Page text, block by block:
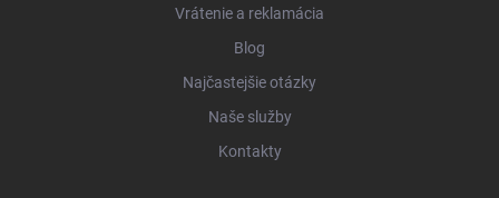
Vrátenie a reklamácia
Blog
Najčastejšie otázky
Naše služby
Kontakty